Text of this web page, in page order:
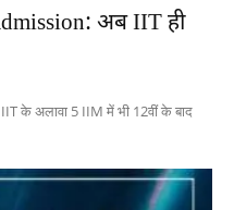
अब IIT ही
के अलावा 5 IIM में भी 12वीं के बाद